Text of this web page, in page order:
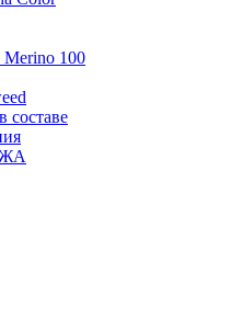
Merino 100